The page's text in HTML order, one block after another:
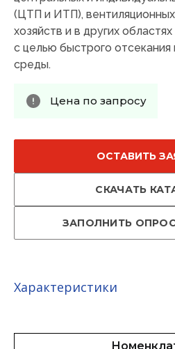
(ЦТП и ИТП),
хозяйств и в других
с целью быстрого отсекания
среды.
Цена по запросу
ОСТАВИТЬ
СКАЧАТЬ
ЗАПОЛНИТЬ
Характеристики